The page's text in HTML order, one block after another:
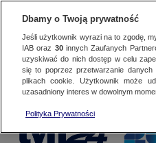
Dbamy o Twoją prywatność
Jeśli użytkownik wyrazi na to zgodę,
IAB oraz 30innych Zaufanych
uzyskiwać do nich dostęp w celu
się to poprzez przetwarzanie
plikach cookie. Użytkownik może
uzasadniony interes w dowolnym
Polityka Prywatności